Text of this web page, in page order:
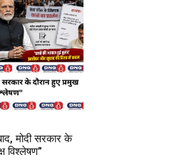
मोदी सरकार के
विश्लेषण”